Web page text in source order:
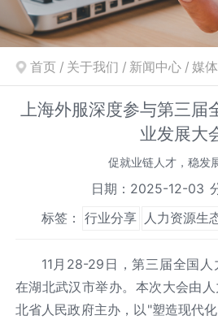
首页 / 关于我们 / 新闻中心 / 媒
上海外服深度参与第三届
业发展大
促就业链人才，稳发
日期：2025-12-03
标签：
行业分享 人力资源生
11月28-29日，第三届全国
在湖北武汉市举办。本次大会由
北省人民政府主办，以"塑造现代